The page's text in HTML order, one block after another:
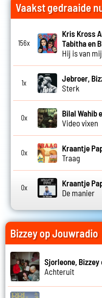
Vaakst gedraaide
156x
Kris Kross
Tabitha en
Hij is van mij
1x
Jebroer,
Sterk
0x
Bilal Wahib
Video vixen
0x
Kraantje
Traag
0x
Kraantje
De manier
Bizzey op Jouwradio
Sjorleone, Bizzey
Achteruit